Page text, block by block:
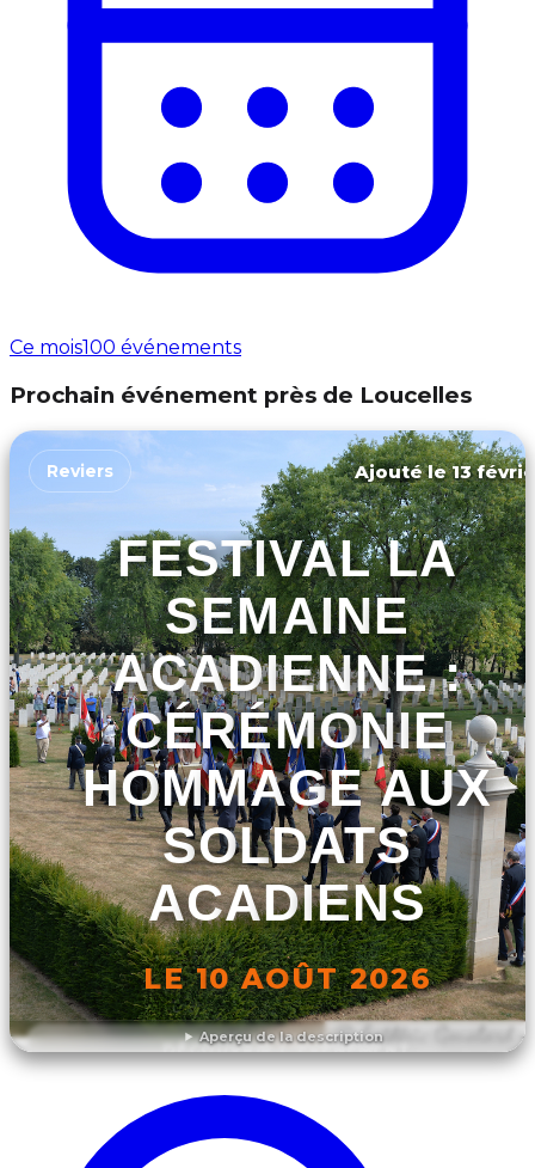
Ce mois100 événements
Prochain événement près de Loucelles
Aperçu de la description
Reviers Ajouté le 13
FESTIVAL LA
SEMAINE
ACADIENNE :
CÉRÉMONIE
HOMMAGE AUX
SOLDATS
ACADIENS
LE 10 AOÛT 2026
DÉCOUVRIR L'ÉVÉNEMENT